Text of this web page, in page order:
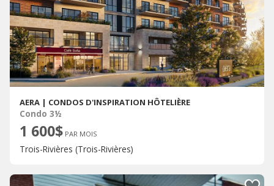
AERA | CONDOS D'INSPIRATION HÔTELIÈRE
Condo 3½
1 600$ PAR MOIS
Trois-Rivières (Trois-Rivières)